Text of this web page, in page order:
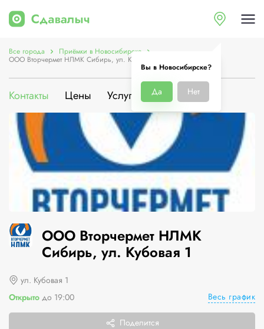
Вы в Новосибирске?
Да Нет
Все города Приёмки в Новосибирске
ООО Вторчермет НЛМК Сибирь, ул. Кубовая 1
Контакты Цены Услуги О компании
ООО Вторчермет НЛМК
Сибирь, ул. Кубовая 1
ул. Кубовая 1
Открыто до 19:00 Весь график
Поделится